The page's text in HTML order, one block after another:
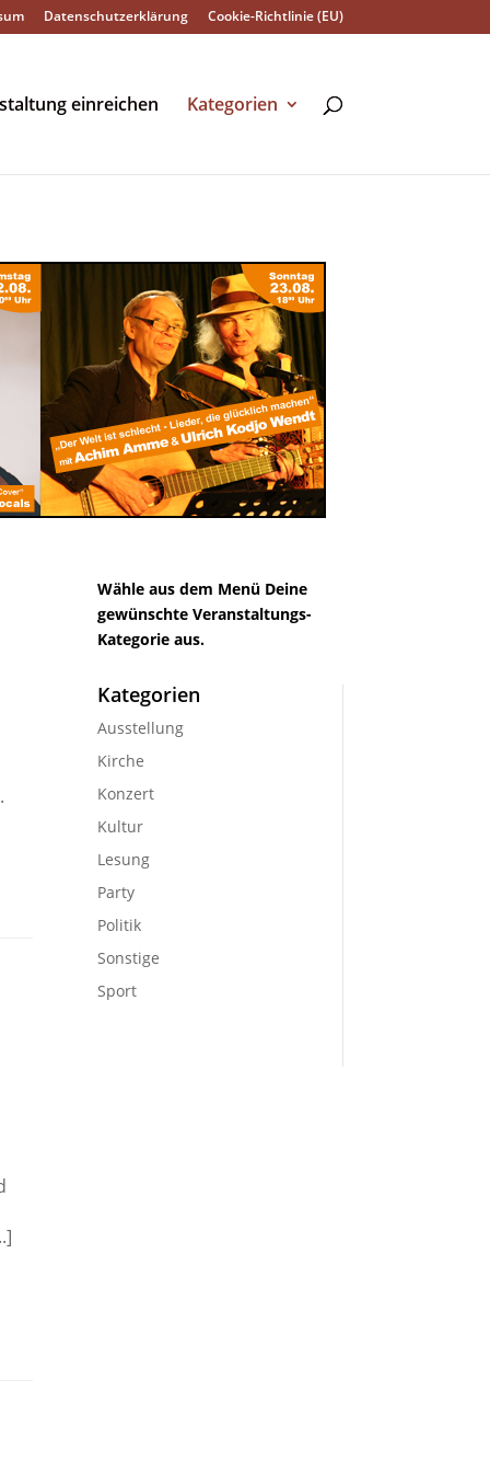
Datenschutzerklärung Cookie-Richtlinie (EU)
einreichen Kategorien
Wähle aus dem Menü Deine
gewünschte Veranstaltungs-
Kategorie aus.
Kategorien
Ausstellung
Kirche
Konzert
Kultur
Lesung
Party
Politik
Sonstige
Sport